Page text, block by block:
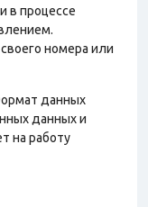
в процессе
номера или
данных
данных и
на работу